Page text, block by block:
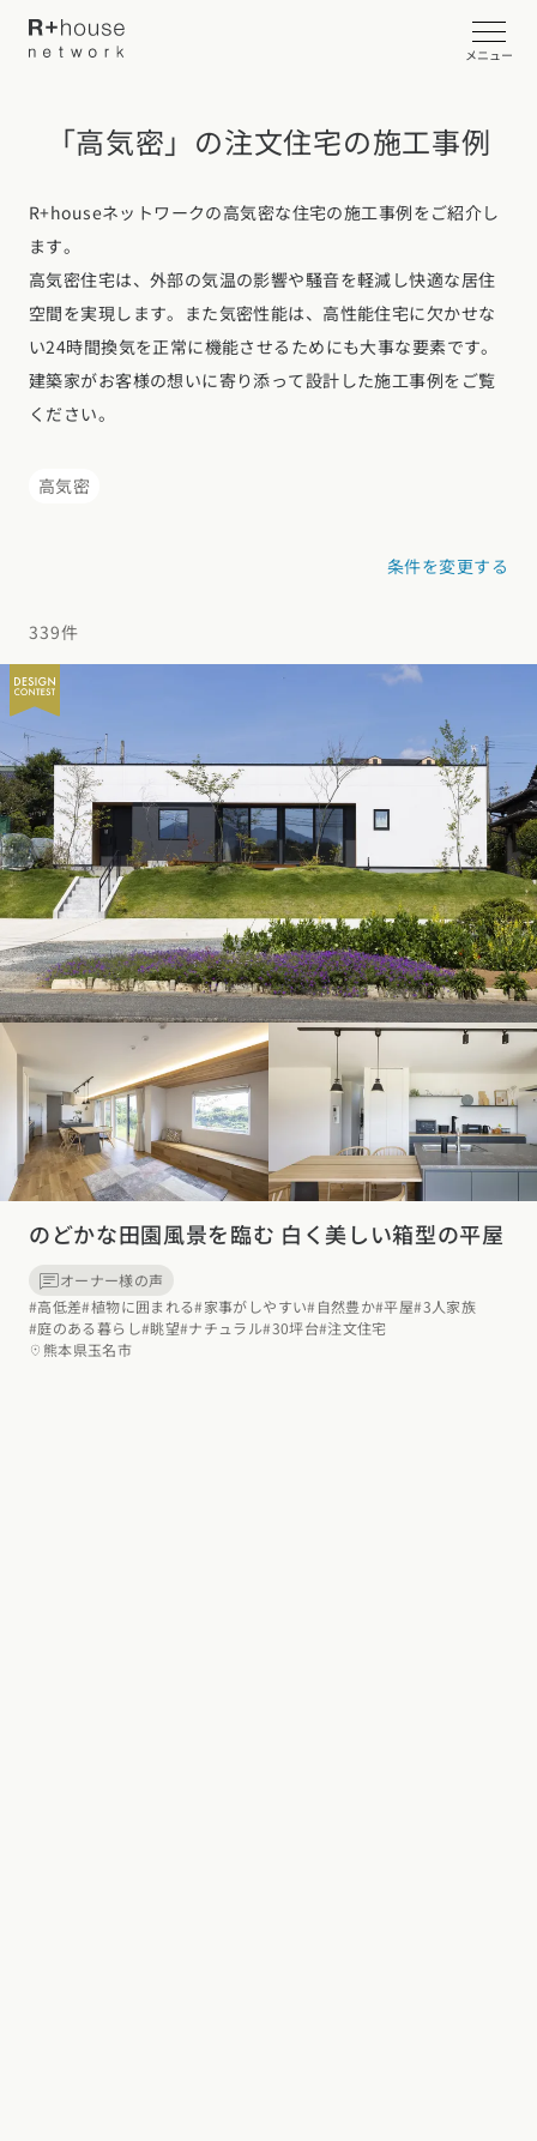
メニュー
イベント・見学会を探す
カタログ請求する
近くの工務店に相談する
R+houseについて
性能
選べる仕様
アフターサポート
建築家
北海道・東北エリア
東京都
新潟県富山県 長野県
東海エリア
愛知県 岐阜県静岡県三重県
関西エリア
大阪府兵庫県京都府滋賀県奈良県和歌山県
中国エリア
岡山県鳥取県島根県
四国エリア
香川県徳島県愛媛県高知県
九州・沖縄エリア
福岡県佐賀県
沖縄県
施工事例
2階建て
二世帯住宅
フォトギャラリー
オーナー様の声(評価・口コミ)
設計した建築家の想い
R+houseの間取り
動画で学ぶ注文住宅
家づくりのお勉強
デザイン
ルームツアー
家づくりコラム
家づくりコラム一覧
注文住宅の基礎知識
設備・性能
お金と住まい
周辺環境
間取りのヒント
施工事例
スタイルのヒント
デザインのヒント
ニュースレター
デザインコンテスト
エリア別注文住宅
北海道・東北エリア
北海道 青森県岩手県宮城県 秋田県 山形県福島県
関東エリア
東京都 神奈川県埼玉県千葉県茨城県栃木県群馬県
甲信越・北陸エリア
富山県 石川県福井県 長野県
東海エリア
愛知県岐阜県静岡県三重県
大阪府兵庫県 京都府 滋賀県 奈良県 和歌山県
中国エリア
広島県岡山県
チェックポイントがわかる！
家づくり３つのお役立ちツール
「高気密」の注文住宅の施工事例
R+houseネットワークの高気密な住宅の施工事例をご紹介し
ます。
高気密住宅は、外部の気温の影響や騒音を軽減し快適な居住
空間を実現します。また気密性能は、高性能住宅に欠かせな
い24時間換気を正常に機能させるためにも大事な要素です。
建築家がお客様の想いに寄り添って設計した施工事例をご覧
ください。
高気密
条件を変更する
339件
のどかな田園風景を臨む 白く美しい箱型の平屋
オーナー様の声
#高低差#植物に囲まれる#家事がしやすい#自然豊か#平屋#3人家族
#庭のある暮らし#眺望#ナチュラル#30坪台#注文住宅
熊本県玉名市